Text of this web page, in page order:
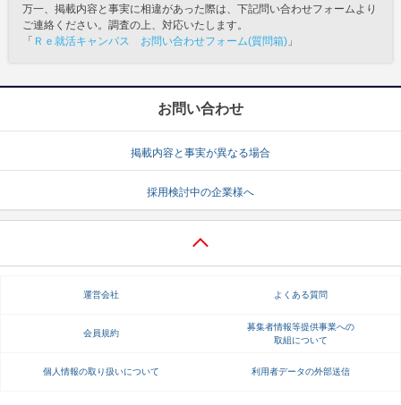
万一、掲載内容と事実に相違があった際は、下記問い合わせフォームより
ご連絡ください。調査の上、対応いたします。
「 Ｒｅ就活キャンパス お問い合わせフォーム(質問箱) 」
お問い合わせ
掲載内容と事実が異なる場合
採用検討中の企業様へ
運営会社 よくある質問
会員規約
募集者情報等提供事業への
取組について
個人情報の取り扱いについて 利用者データの外部送信